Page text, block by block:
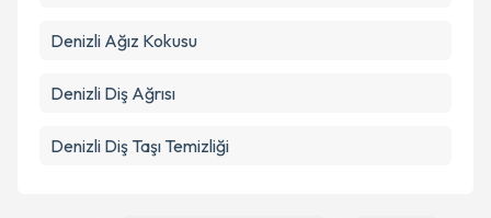
Denizli Ağız Kokusu
Denizli Diş Ağrısı
Denizli Diş Taşı Temizliği